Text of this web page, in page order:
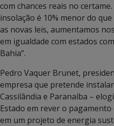
com chances reais no
insolação é 10% menor do
as novas leis, aumentamos
em igualdade com estados
Bahia”.
Pedro Vaquer Brunet,
empresa que pretende
Cassilândia e Paranaíba –
Estado em rever o
em um projeto de energia